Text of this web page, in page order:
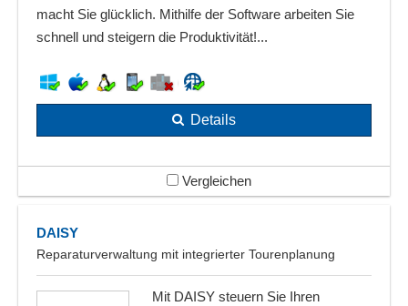
macht Sie glücklich. Mithilfe der Software arbeiten Sie
schnell und steigern die Produktivität!...
Details
Vergleichen
DAISY
Reparaturverwaltung mit integrierter Tourenplanung
Mit DAISY steuern Sie Ihren